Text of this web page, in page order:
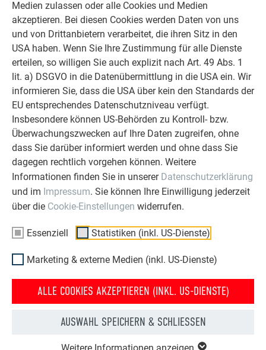
Medien zulassen oder alle Cookies und Medien
akzeptieren. Bei diesen Cookies werden Daten von uns
und von Drittanbietern verarbeitet, die ihren Sitz in den
USA haben. Wenn Sie Ihre Zustimmung für alle Dienste
erteilen, so willigen Sie auch explizit nach Art. 49 Abs. 1
lit. a) DSGVO in die Datenübermittlung in die USA ein. Wir
informieren Sie, dass die USA über kein den Standards der
EU entsprechendes Datenschutzniveau verfügt.
Insbesondere können US-Behörden zu Kontroll- bzw.
Überwachungszwecken auf Ihre Daten zugreifen, ohne
dass Sie darüber informiert werden und ohne dass Sie
dagegen rechtlich vorgehen können. Weitere
Informationen finden Sie in unserer Datenschutzerklärung
und im Impressum. Sie können Ihre Einwilligung jederzeit
über die Cookie-Einstellungen widerrufen.
Essenziell Statistiken (inkl. US-Dienste)
Marketing & externe Medien (inkl. US-Dienste)
ALLE COOKIES AKZEPTIEREN (INKL. US-DIENSTE)
AUSWAHL SPEICHERN & SCHLIESSEN
Deshalb versuchen wir als PREFA in
allen Phasen Ihres Projektes als
starker Begleiter zur Seite zu stehen.
Überzeugen Sie sich selbst!
ERFAHRUNGSBERICHTE LESEN
PREFA SANIERUNGSGALERIE
OBJEKTE VOR UND NACH DER SANIERUNG